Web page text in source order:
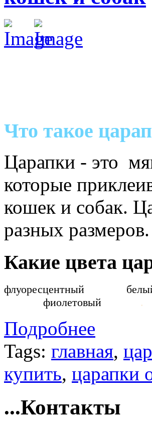
Что такое
Царапки - это
которые
кошек и собак.
разных размеров.
Какие цвета
фиолетовый .
Подробнее
Tags: главная,
купить, царапки
...Контакты